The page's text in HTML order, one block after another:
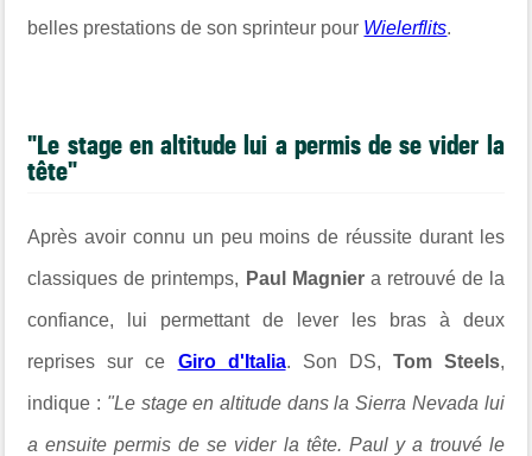
belles prestations de son sprinteur pour Wielerflits.
"Le stage en altitude lui a permis de se vider la
tête"
Après avoir connu un peu moins de réussite durant les
classiques de printemps, Paul Magniera retrouvé de la
confiance, lui permettant de lever les bras à deux
reprises sur ce Giro d'Italia. Son DS, Tom Steels,
indique : "Le stage en altitude dans la Sierra Nevada lui
a ensuite permis de se vider la tête. Paul y a trouvé le